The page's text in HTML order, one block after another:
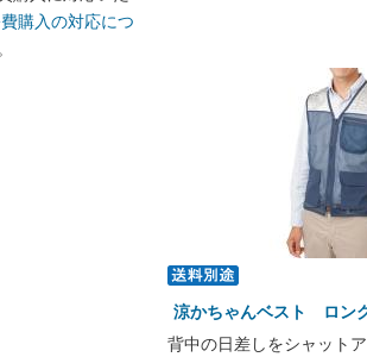
購入の対応につ
涼かちゃんベスト ロン
背中の日差しをシャット